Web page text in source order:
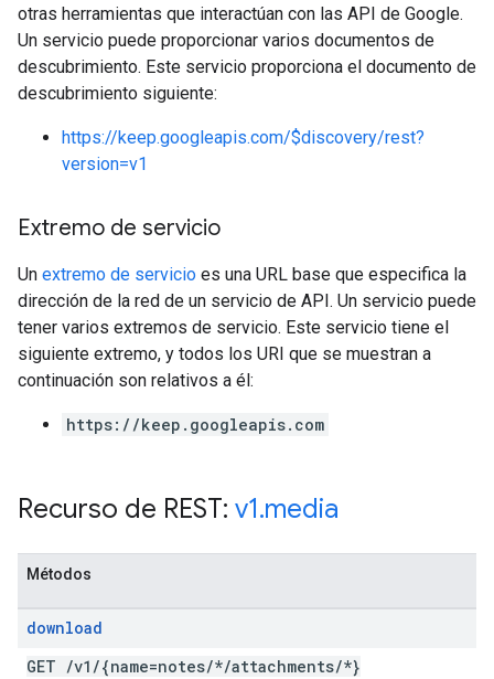
otras herramientas que interactúan con las API de Google.
Un servicio puede proporcionar varios documentos de
descubrimiento. Este servicio proporciona el documento de
descubrimiento siguiente:
https://keep.googleapis.com/$discovery/rest?
version=v1
Extremo de servicio
Un extremo de servicio es una URL base que especifica la
dirección de la red de un servicio de API. Un servicio puede
tener varios extremos de servicio. Este servicio tiene el
siguiente extremo, y todos los URI que se muestran a
continuación son relativos a él:
https://keep.googleapis.com
Recurso de REST: v1.media
Métodos
download
GET /v1 /{name=notes/*/attachments/*}